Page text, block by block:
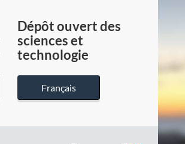
du
Canada
Dépôt ouvert des
sciences et
technologie
Français